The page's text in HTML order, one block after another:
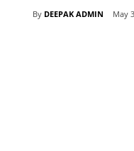
By DEEPAK ADMIN May